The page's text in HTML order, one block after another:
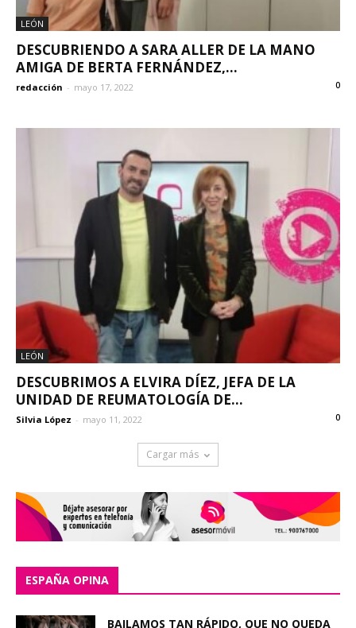
LEÓN
DESCUBRIENDO A SARA ALLER DE LA MANO
AMIGA DE BERTA FERNÁNDEZ,...
redacción - mayo 17, 2022 0
LEÓN
DESCUBRIMOS A ELVIRA DÍEZ, JEFA DE LA
UNIDAD DE REUMATOLOGÍA DE...
Silvia López - mayo 11, 2022 0
Cargar más
ESPAÑA OPINA
BAILAMOS TAN RÁPIDO, QUE NO QUEDA